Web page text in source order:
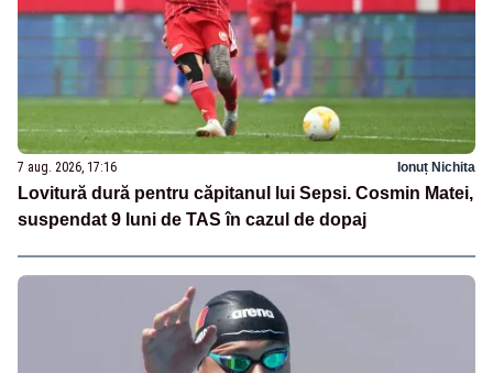
7 aug. 2026, 17:16 Ionuț Nichita
Lovitură dură pentru căpitanul lui Sepsi. Cosmin Matei,
suspendat 9 luni de TAS în cazul de dopaj